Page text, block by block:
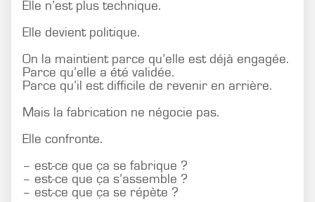
Elle n’est plus technique.
Elle devient politique.
On la maintient parce qu’elle est déjà engagée.
Parce qu’elle a été validée.
Parce qu’il est difficile de revenir en arrière.
Mais la fabrication ne négocie pas.
Elle confronte.
– est-ce que ça se fabrique ?
– est-ce que ça s’assemble ?
– est-ce que ça se répète ?